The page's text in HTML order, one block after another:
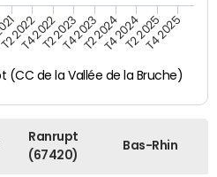
(CC de la Vallée de la Bruche)
T2 2022T4 2022T2 2023T4 2023T2 2024T4 2024T2 2025T4 2025
Ranrupt
(67420)
Bas-Rhin